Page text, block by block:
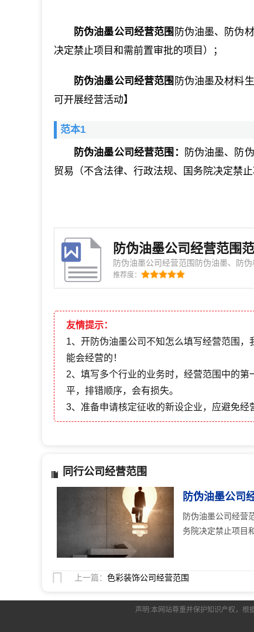
防伪油墨公司经营范围 防伪油墨、防伪
决定禁止项目和需前置审批的项目）；
防伪油墨公司经营范围 防伪油墨及材料
可开展经营活动】
范本1
防伪油墨公司经营范围：
防伪油墨、防
贸易（不含法律、行政法规、国务院决定禁
防伪油墨公司经营范围
防伪油墨公司经营范围防伪油墨、防
律、行政法规、国务院决定禁止项目和需前置审批
围防伪油墨及材料生产销售（限分支
推荐度：
友情提示：
1、开防伪油墨公司不知怎么填写经营范围
能会经营的！
2、填写多个行业的业务时，经营范围中的
平，排错顺序，会有损失。
3、准备申请核定征收的新设企业，应避免经
同行公司经营范围
防伪油墨公司
防伪油墨公司经营
务院决定禁止项目
上一篇： 色彩装饰公司经营范围
声明:本网站尊重并保护知识产权，根